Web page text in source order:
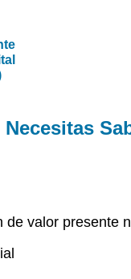
de valor presente